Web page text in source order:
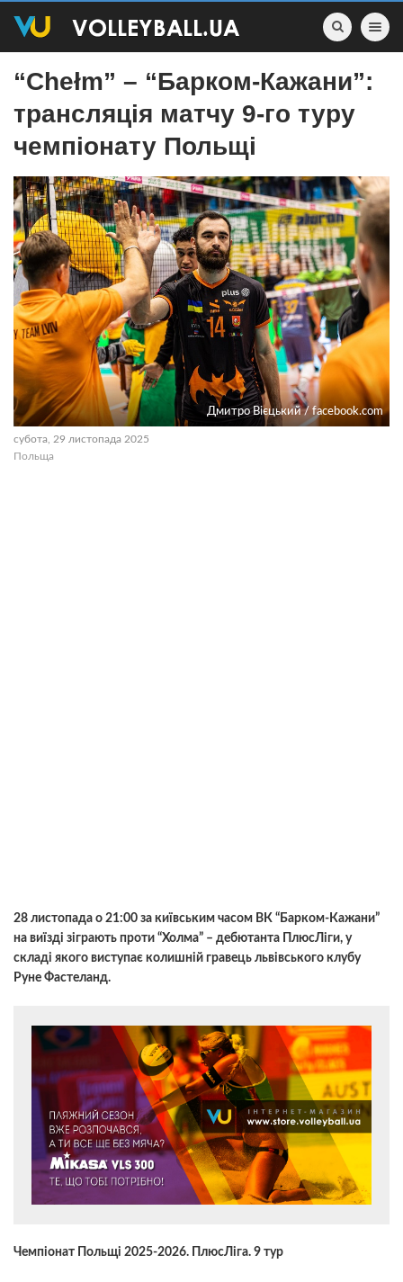
Toggle
“Chełm” – “Барком-Кажани”:
трансляція матчу 9-го туру
чемпіонату Польщі
Дмитро Вієцький / facebook.com
субота, 29 листопада 2025
Польща
28 листопада о 21:00 за київським часом ВК “Барком-Кажани”
на виїзді зіграють проти “Холма” – дебютанта ПлюсЛіги, у
складі якого виступає колишній гравець львівського клубу
Руне Фастеланд.
Чемпіонат Польщі 2025-2026. ПлюсЛіга. 9 тур